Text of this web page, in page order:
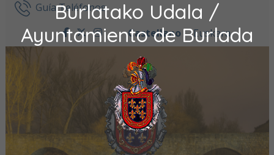
Burlatako Udala /
Ayuntamiento de Burlada
Ir al contenidoGuía Teléfonos
facebook
twitter
instagram
Castellano Euskara